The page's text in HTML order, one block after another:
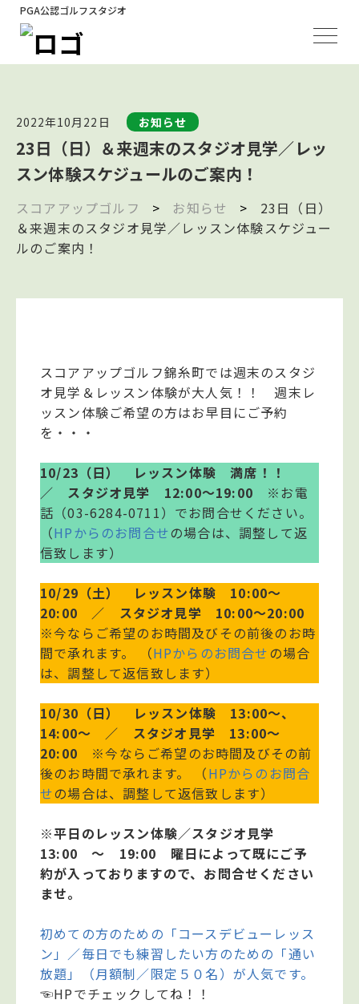
PGA公認ゴルフスタジオ
2022年10月22日 お知らせ
23日（日）＆来週末のスタジオ見学／レッ
スン体験スケジュールのご案内！
スコアアップゴルフ > お知らせ >
23日（日）
＆来週末のスタジオ見学／レッスン体験スケジュー
ルのご案内！
スコアアップゴルフ錦糸町では週末のスタジ
オ見学＆レッスン体験が大人気！！ 週末レ
ッスン体験ご希望の方はお早目にご予約
を・・・
10/23（日） レッスン体験 満席！！
／ スタジオ見学 12:00～19:00 ※お電
話（03-6284-0711）でお問合せください。
（HPからのお問合せの場合は、調整して返
信致します）
10/29（土） レッスン体験 10:00～
20:00 ／ スタジオ見学 10:00～20:00
※今ならご希望のお時間及びその前後のお時
間で承れます。 （HPからのお問合せの場合
は、調整して返信致します）
10/30（日） レッスン体験 13:00～、
14:00～ ／ スタジオ見学 13:00～
20:00 ※今ならご希望のお時間及びその前
後のお時間で承れます。 （HPからのお問合
せの場合は、調整して返信致します）
※平日のレッスン体験／スタジオ見学
13:00 ～ 19:00 曜日によって既にご予
約が入っておりますので、お問合せください
ませ。
初めての方のための「コースデビューレッス
ン」／毎日でも練習したい方のための「通い
放題」（月額制／限定５０名）が人気です。
☜HPでチェックしてね！！